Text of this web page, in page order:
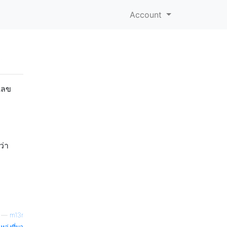
Account
ข
า
m13r